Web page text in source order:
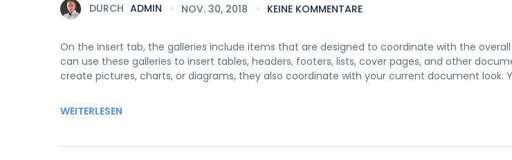
DURCH ADMIN NOV. 30, 2018 KEINE KOMMENTARE
On the Insert tab, the galleries include items that are designed to coordinate with the
can use these galleries to insert tables, headers, footers, lists, cover pages, and other
create pictures, charts, or diagrams, they also coordinate with your current document look.
WEITERLESEN